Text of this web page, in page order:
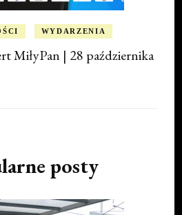
WYDARZENIA
MiłyPan | 28 października
posty